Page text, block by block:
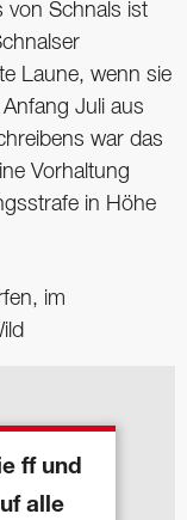
von Schnals ist
Laune, wenn sie
Juli aus
war das
Vorhaltung
in Höhe
im
ff und
alle